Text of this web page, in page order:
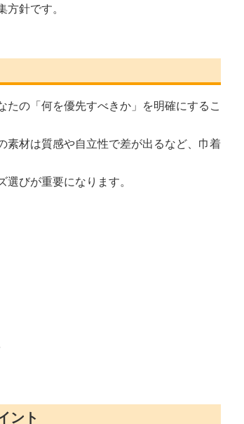
針です。
の「何を優先すべきか」を明確にするこ
素材は質感や自立性で差が出るなど、巾着
びが重要になります。
ント